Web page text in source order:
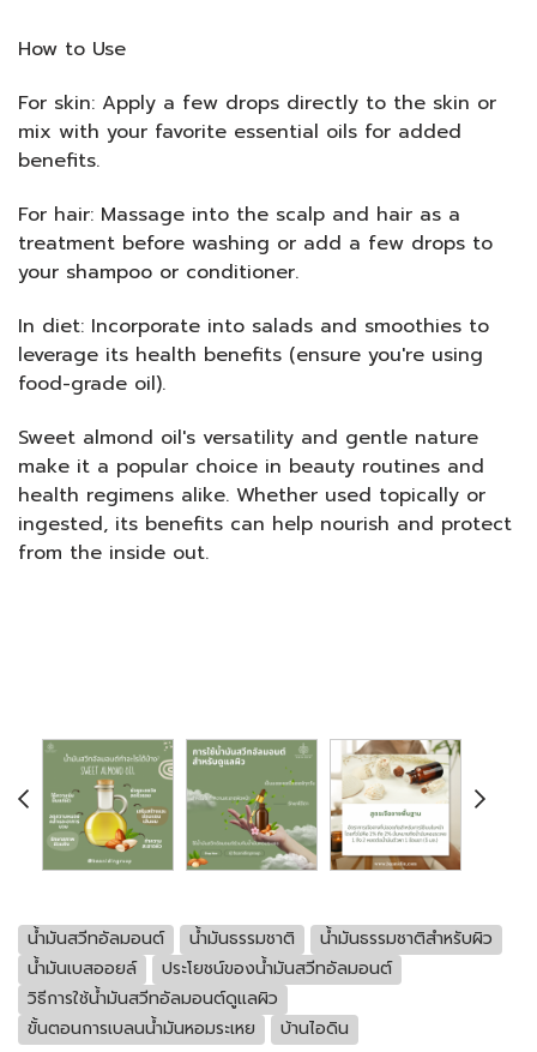
How to Use
For skin: Apply a few drops directly to the skin or
mix with your favorite essential oils for added
benefits.
For hair: Massage into the scalp and hair as a
treatment before washing or add a few drops to
your shampoo or conditioner.
In diet: Incorporate into salads and smoothies to
leverage its health benefits (ensure you're using
food-grade oil).
Sweet almond oil's versatility and gentle nature
make it a popular choice in beauty routines and
health regimens alike. Whether used topically or
ingested, its benefits can help nourish and protect
from the inside out.
น้ำมันสวีทอัลมอนต์ น้ำมันธรรมชาติ
น้ำมันธรรมชาติสำหรับผิว
น้ำมันเบสออยล์
ประโยชน์ของน้ำมันสวีทอัลมอนต์
วิธีการใช้น้ำมันสวีทอัลมอนต์ดูแลผิว
ขั้นตอนการเบลนน้ำมันหอมระเหย
บ้านไอดิน